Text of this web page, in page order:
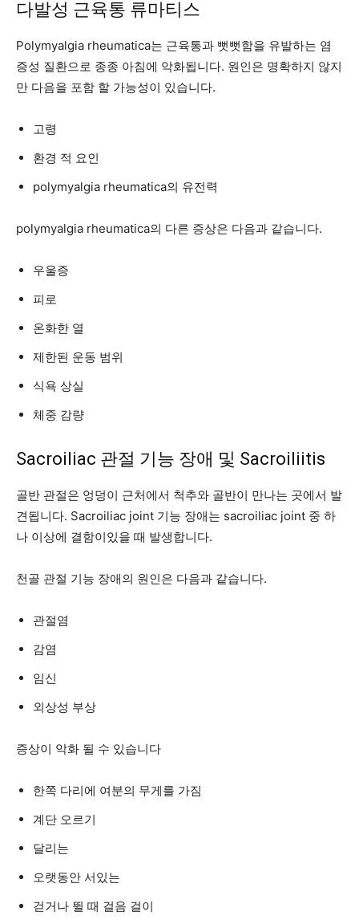
다발성 근육통 류마티스
Polymyalgia rheumatica는 근육통과 뻣뻣함을 유발하는 염
증성 질환으로 종종 아침에 악화됩니다. 원인은 명확하지 않지
만 다음을 포함 할 가능성이 있습니다.
고령
환경 적 요인
polymyalgia rheumatica의 유전력
polymyalgia rheumatica의 다른 증상은 다음과 같습니다.
우울증
피로
온화한 열
제한된 운동 범위
식욕 상실
체중 감량
Sacroiliac 관절 기능 장애 및 Sacroiliitis
골반 관절은 엉덩이 근처에서 척추와 골반이 만나는 곳에서 발
견됩니다. Sacroiliac joint 기능 장애는 sacroiliac joint 중 하
나 이상에 결함이있을 때 발생합니다.
천골 관절 기능 장애의 원인은 다음과 같습니다.
관절염
감염
임신
외상성 부상
증상이 악화 될 수 있습니다
한쪽 다리에 여분의 무게를 가짐
계단 오르기
달리는
오랫동안 서있는
걷거나 뛸 때 걸음 걸이